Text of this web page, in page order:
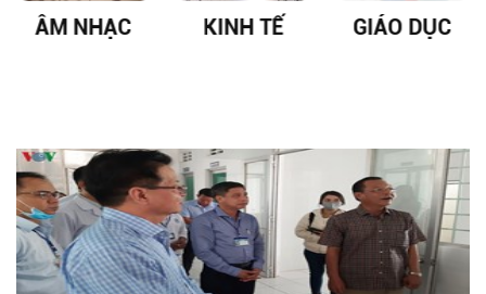
ÂM NHẠC KINH TẾ GIÁO DỤC